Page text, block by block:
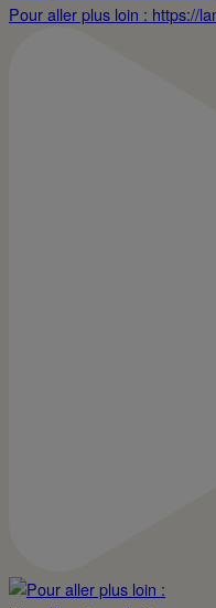
Pour aller plus loin : https://